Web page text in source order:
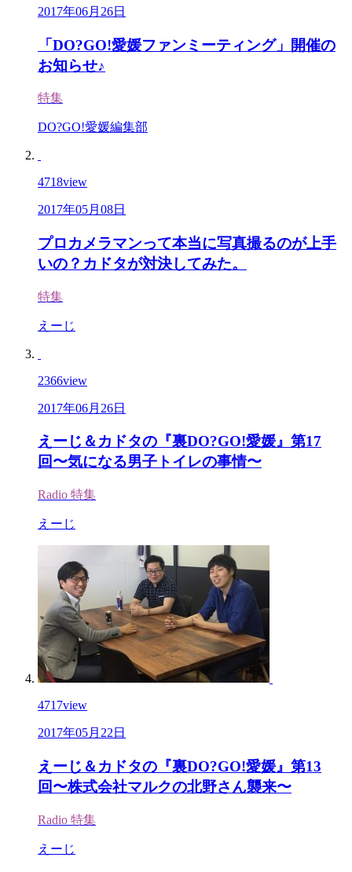
2017年06月26日
「DO?GO!愛媛ファンミーティング」開催の
お知らせ♪
特集
DO?GO!愛媛編集部
4718view
2017年05月08日
プロカメラマンって本当に写真撮るのが上手
いの？カドタが対決してみた。
特集
えーじ
2366view
2017年06月26日
えーじ＆カドタの『裏DO?GO!愛媛』第17
回〜気になる男子トイレの事情〜
Radio 特集
えーじ
4717view
2017年05月22日
えーじ＆カドタの『裏DO?GO!愛媛』第13
回〜株式会社マルクの北野さん襲来〜
Radio 特集
えーじ